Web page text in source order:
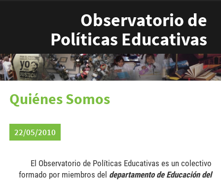
Observatorio de
Políticas Educativas
Quiénes Somos
22/05/2010
El Observatorio de Políticas Educativas es un colectivo
formado por miembros del departamento de Educación del